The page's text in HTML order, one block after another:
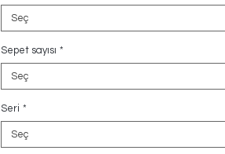
Seç
Sepet sayısı *
Seç
Seri *
Seç